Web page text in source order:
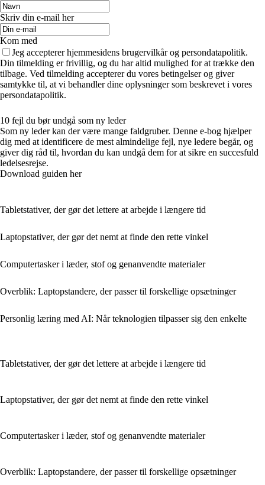
Skriv din e-mail her
Kom med
Jeg accepterer hjemmesidens brugervilkår og persondatapolitik.
Din tilmelding er frivillig, og du har altid mulighed for at trække den
tilbage. Ved tilmelding accepterer du vores betingelser og giver
samtykke til, at vi behandler dine oplysninger som beskrevet i vores
persondatapolitik.
10 fejl du bør undgå som ny leder
Som ny leder kan der være mange faldgruber. Denne e-bog hjælper
dig med at identificere de mest almindelige fejl, nye ledere begår, og
giver dig råd til, hvordan du kan undgå dem for at sikre en succesfuld
ledelsesrejse.
Download guiden her
Tabletstativer, der gør det lettere at arbejde i længere tid
Laptopstativer, der gør det nemt at finde den rette vinkel
Computertasker i læder, stof og genanvendte materialer
Overblik: Laptopstandere, der passer til forskellige opsætninger
Personlig læring med AI: Når teknologien tilpasser sig den enkelte
Tabletstativer, der gør det lettere at arbejde i længere tid
Laptopstativer, der gør det nemt at finde den rette vinkel
Computertasker i læder, stof og genanvendte materialer
Overblik: Laptopstandere, der passer til forskellige opsætninger